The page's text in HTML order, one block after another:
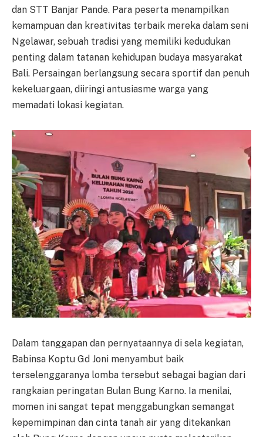
dan STT Banjar Pande. Para peserta menampilkan
kemampuan dan kreativitas terbaik mereka dalam seni
Ngelawar, sebuah tradisi yang memiliki kedudukan
penting dalam tatanan kehidupan budaya masyarakat
Bali. Persaingan berlangsung secara sportif dan penuh
kekeluargaan, diiringi antusiasme warga yang
memadati lokasi kegiatan.
Dalam tanggapan dan pernyataannya di sela kegiatan,
Babinsa Koptu Gd Joni menyambut baik
terselenggaranya lomba tersebut sebagai bagian dari
rangkaian peringatan Bulan Bung Karno. Ia menilai,
momen ini sangat tepat menggabungkan semangat
kepemimpinan dan cinta tanah air yang ditekankan